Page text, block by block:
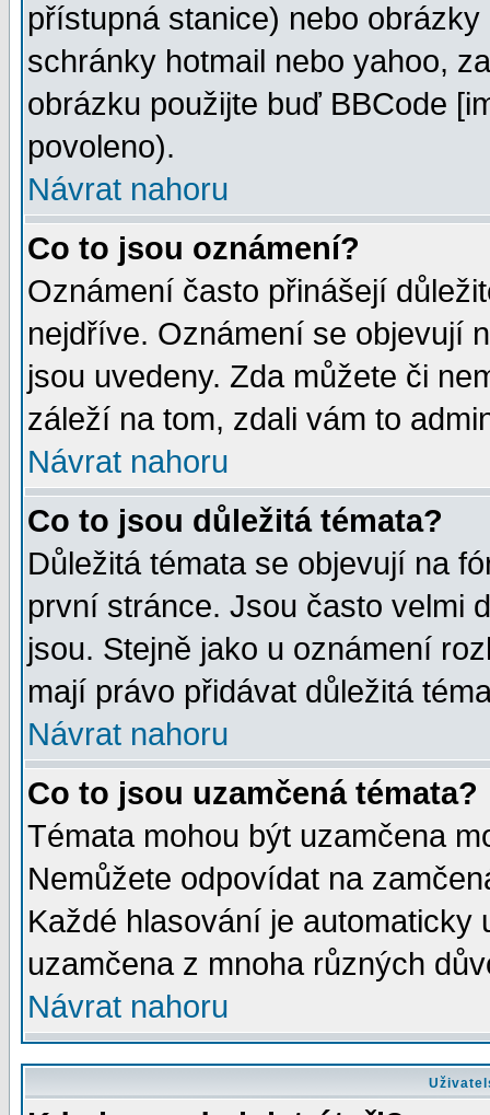
přístupná stanice) nebo
schránky hotmail nebo yahoo,
obrázku použijte buď BBCode
povoleno).
Návrat nahoru
Co to jsou oznámení?
Oznámení často přinášejí
nejdříve. Oznámení se objevují
jsou uvedeny. Zda můžete či
záleží na tom, zdali vám to
Návrat nahoru
Co to jsou důležitá témata?
Důležitá témata se objevují na
první stránce. Jsou často velmi
jsou. Stejně jako u oznámení
mají právo přidávat důležitá
Návrat nahoru
Co to jsou uzamčená témata?
Témata mohou být uzamčena
Nemůžete odpovídat na
Každé hlasování je automaticky
uzamčena z mnoha různých
Návrat nahoru